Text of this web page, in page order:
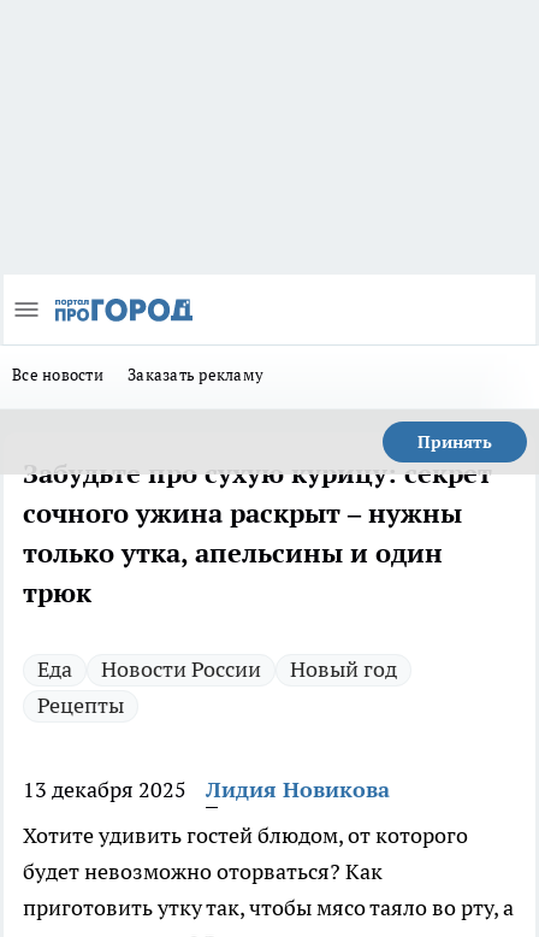
Все новости Заказать рекламу
Принять
Забудьте про сухую курицу: секрет
сочного ужина раскрыт – нужны
только утка, апельсины и один
трюк
Еда Новости России
Новый год
Рецепты
13 декабря 2025
Лидия Новикова
Хотите удивить гостей блюдом, от которого
будет невозможно оторваться? Как
приготовить утку так, чтобы мясо таяло во рту, а